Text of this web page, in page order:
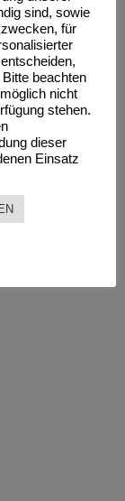
sind, sowie
für
beachten
nicht
stehen.
dieser
Einsatz